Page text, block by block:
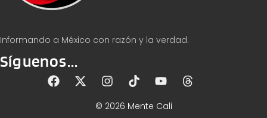
Informando a México con razón y la verdad.
Síguenos...
© 2026 Mente Cali